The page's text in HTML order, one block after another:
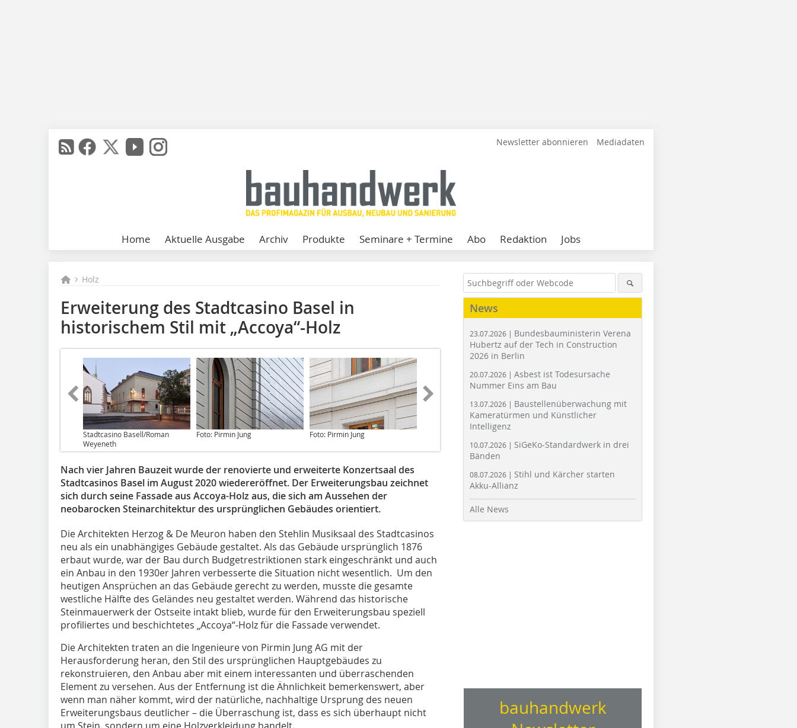
Newsletter abonnieren Mediadaten
Home Aktuelle Ausgabe Archiv Produkte Seminare + Termine Abo Redaktion Jobs
Holz
Erweiterung des Stadtcasino Basel in
historischem Stil mit „Accoya“-Holz
Stadtcasino Basell/Roman
Weyeneth
Foto: Pirmin Jung Foto: Pirmin Jung
Nach vier Jahren Bauzeit wurde der renovierte und erweiterte Konzertsaal des
Stadtcasinos Basel im August 2020 wiedereröffnet. Der Erweiterungsbau zeichnet
sich durch seine Fassade aus Accoya-Holz aus, die sich am Aussehen der
neobarocken Steinarchitektur des ursprünglichen Gebäudes orientiert.
Die Architekten Herzog & De Meuron haben den Stehlin Musiksaal des Stadtcasinos
neu als ein unabhängiges Gebäude gestaltet. Als das Gebäude ursprünglich 1876
erbaut wurde, war der Bau durch Budgetrestriktionen stark eingeschränkt und auch
ein Anbau in den 1930er Jahren verbesserte die Situation nicht wesentlich. Um den
heutigen Ansprüchen an das Gebäude gerecht zu werden, musste die gesamte
westliche Hälfte des Geländes neu gestaltet werden. Während das historische
Steinmauerwerk der Ostseite intakt blieb, wurde für den Erweiterungsbau speziell
profiliertes und beschichtetes „Accoya“-Holz für die Fassade verwendet.
Die Architekten traten an die Ingenieure von Pirmin Jung AG mit der
Herausforderung heran, den Stil des ursprünglichen Hauptgebäudes zu
rekonstruieren, den Anbau aber mit einem interessanten und überraschenden
Element zu versehen. Aus der Entfernung ist die Ähnlichkeit bemerkenswert, aber
wenn man näher kommt, wird der natürliche, nachhaltige Ursprung des neuen
Erweiterungsbaus deutlicher – die Überraschung ist, dass es sich überhaupt nicht
News
23.07.2026 | Bundesbauministerin Verena
Hubertz auf der Tech in Construction
2026 in Berlin
20.07.2026 | Asbest ist Todesursache
Nummer Eins am Bau
13.07.2026 | Baustellenüberwachung mit
Kameratürmen und Künstlicher
Intelligenz
10.07.2026 | SiGeKo-Standardwerk in drei
Bänden
08.07.2026 | Stihl und Kärcher starten
Akku-Allianz
Alle News
bauhandwerk